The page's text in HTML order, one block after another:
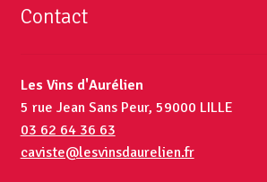
Contact
Les Vins d'Aurélien
5 rue Jean Sans Peur, 59000 LILLE
03 62 64 36 63
caviste@lesvinsdaurelien.fr